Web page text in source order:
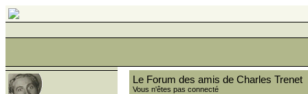
Le Forum des amis de Charles Trenet
Vous n'êtes pas connecté